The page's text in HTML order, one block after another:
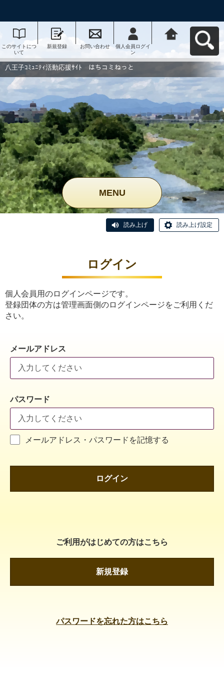
このサイトにつ
いて
新規登録 お問い合わせ
個人会員ログイ
ン
動応援ｻｲﾄ はち
コミねっとへ戻
八王子ｺﾐｭﾆﾃｨ活動応援ｻｲﾄ はちコミねっと
MENU
読み上げ 読み上げ設定
ログイン
個人会員用のログインページです。
登録団体の方は管理画面側のログインページをご利用くだ
さい。
メールアドレス
パスワード
メールアドレス・パスワードを記憶する
ログイン
ご利用がはじめての方はこちら
新規登録
パスワードを忘れた方はこちら